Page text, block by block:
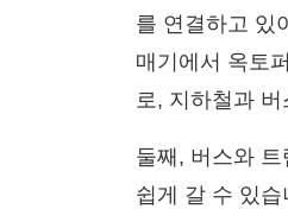
를 연결하고 있
매기에서 옥토
로, 지하철과
둘째, 버스와
쉽게 갈 수 있